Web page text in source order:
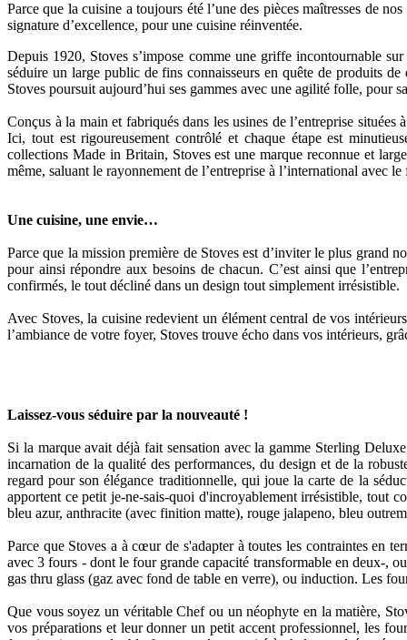
Parce que la cuisine a toujours été l’une des pièces maîtresses de
signature d’excellence, pour une cuisine réinventée.
Depuis 1920, Stoves s’impose comme une griffe incontournable
séduire un large public de fins connaisseurs en quête de produits
Stoves poursuit aujourd’hui ses gammes avec une agilité folle, pour
Conçus à la main et fabriqués dans les usines de l’entreprise
Ici, tout est rigoureusement contrôlé et chaque étape est
collections Made in Britain, Stoves est une marque reconnue et
même, saluant le rayonnement de l’entreprise à l’international avec
Une cuisine, une envie…
Parce que la mission première de Stoves est d’inviter le plus grand
pour ainsi répondre aux besoins de chacun. C’est ainsi que
confirmés, le tout décliné dans un design tout simplement irrésistible.
Avec Stoves, la cuisine redevient un élément central de vos
l’ambiance de votre foyer, Stoves trouve écho dans vos intérieurs,
Laissez-vous séduire par la nouveauté !
Si la marque avait déjà fait sensation avec la gamme Sterling
incarnation de la qualité des performances, du design et de la
regard pour son élégance traditionnelle, qui joue la carte de la
apportent ce petit je-ne-sais-quoi d'incroyablement irrésistible, tout
bleu azur, anthracite (avec finition matte), rouge jalapeno, bleu
Parce que Stoves a à cœur de s'adapter à toutes les contraintes en
avec 3 fours - dont le four grande capacité transformable en deux-,
gas thru glass (gaz avec fond de table en verre), ou induction. Les
Que vous soyez un véritable Chef ou un néophyte en la matière,
vos préparations et leur donner un petit accent professionnel, les